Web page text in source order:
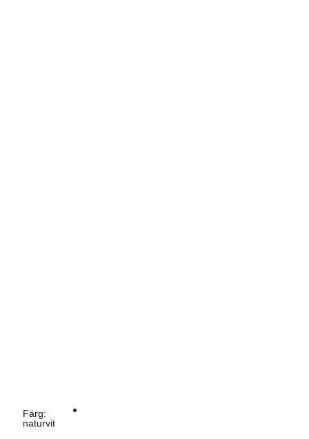
Färg:
naturvit